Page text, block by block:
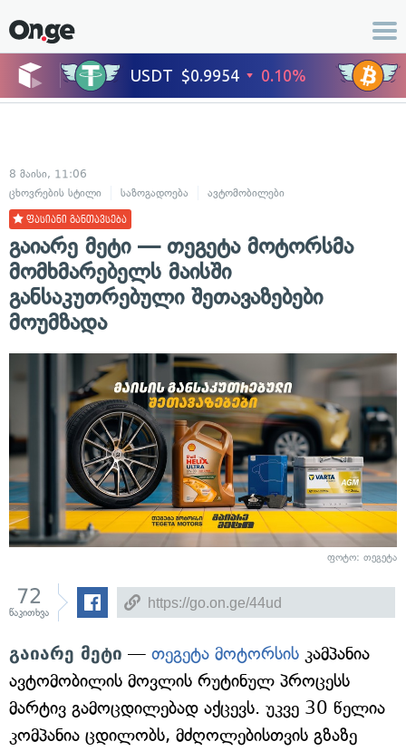
8 მაისი, 11:06
ცხოვრების სტილი
საზოგადოება ავტომობილები
ფასიანი განთავსება
გაიარე მეტი — თეგეტა მოტორსმა
მომხმარებელს მაისში
განსაკუთრებული შეთავაზებები
მოუმზადა
ფოტო: თეგეტა
72
წაკითხვა
გაიარე მეტი — თეგეტა მოტორსის კამპანია
ავტომობილის მოვლის რუტინულ პროცესს
მარტივ გამოცდილებად აქცევს. უკვე 30 წელია
კომპანია ცდილობს, მძღოლებისთვის გზაზე